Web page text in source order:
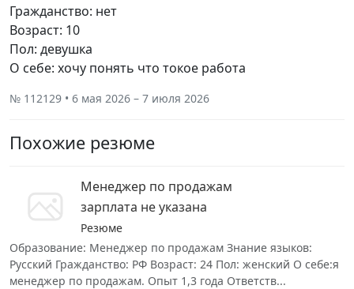
Гражданство: нет
Возраст: 10
Пол: девушка
О себе: хочу понять что токое работа
№ 112129 • 6 мая 2026 – 7 июля 2026
Похожие резюме
Менеджер по продажам
зарплата не указана
Резюме
Образование: Менеджер по продажам Знание языков:
Русский Гражданство: РФ Возраст: 24 Пол: женский О себе:я
менеджер по продажам. Опыт 1,3 года Ответств...